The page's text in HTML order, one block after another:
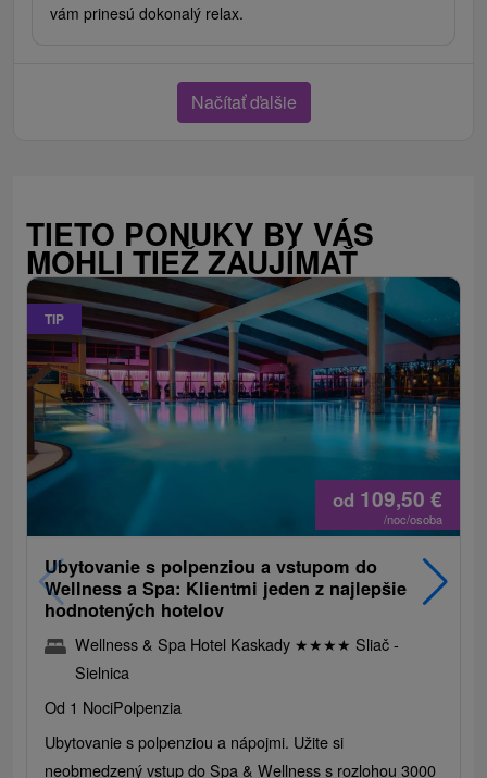
vám prinesú dokonalý relax.
Načítať ďalšie
TIETO PONUKY BY VÁS
MOHLI TIEŽ ZAUJÍMAŤ
TIP
od 109,50 €
/noc/osoba
Ubytovanie s polpenziou a vstupom do
Wellness a Spa: Klientmi jeden z najlepšie
hodnotených hotelov
Wellness & Spa Hotel Kaskady ★★★★ Sliač -
Sielnica
Od 1 NociPolpenzia
Ubytovanie s polpenziou a nápojmi. Užite si
neobmedzený vstup do Spa & Wellness s rozlohou 3000